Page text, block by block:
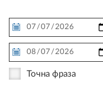
Точна фраза